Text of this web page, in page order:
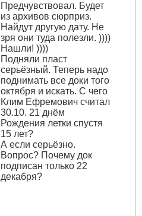
Предчувствовал. Будет
из архивов сюрприз.
Найдут другую дату. Не
зря они туда полезли. ))))
Нашли! ))))
Подняли пласт
серьёзный. Теперь надо
поднимать все доки того
октября и искать. С чего
Клим Ефремович считал
30.10. 21 днём
Рождения летки спустя
15 лет?
А если серьёзно.
Вопрос? Почему док
подписан только 22
декабря?